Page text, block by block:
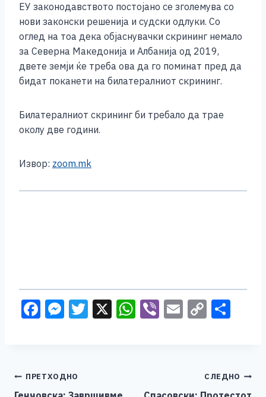
ЕУ законодавството постојано се зголемува со
нови законски решенија и судски одлуки. Со
оглед на тоа дека објаснувачки скрининг немало
за Северна Македонија и Албанија од 2019,
двете земји ќе треба ова да го поминат пред да
бидат поканети на билатералниот скрининг.
Билатералниот скрининг би требало да трае
околу две години.
Извор: zoom.mk
F
b
M
n
T X W
A
Vi E C
Li
Навигација
ПРЕТХОДНО СЛЕДНО